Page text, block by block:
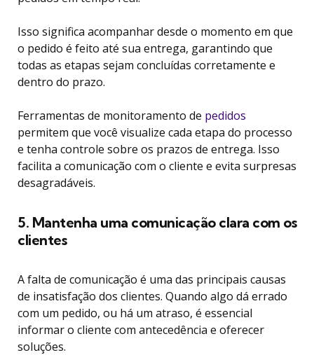
Isso significa acompanhar desde o momento em que
o pedido é feito até sua entrega, garantindo que
todas as etapas sejam concluídas corretamente e
dentro do prazo.
Ferramentas de monitoramento de pedidos
permitem que você visualize cada etapa do processo
e tenha controle sobre os prazos de entrega. Isso
facilita a comunicação com o cliente e evita surpresas
desagradáveis.
5. Mantenha uma comunicação clara com os
clientes
A falta de comunicação é uma das principais causas
de insatisfação dos clientes. Quando algo dá errado
com um pedido, ou há um atraso, é essencial
informar o cliente com antecedência e oferecer
soluções.